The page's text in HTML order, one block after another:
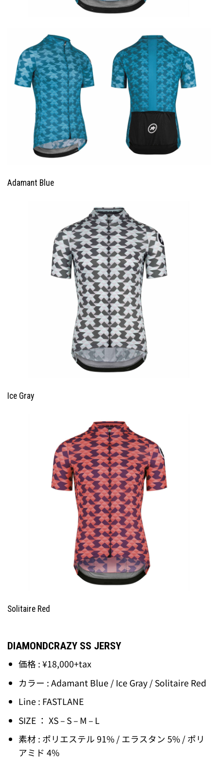
Adamant Blue
Ice Gray
Solitaire Red
DIAMONDCRAZY SS JERSY
価格 : ¥18,000+tax
カラー : Adamant Blue / Ice Gray / Solitaire Red
Line : FASTLANE
SIZE ： XS – S – M – L
素材 : ポリエステル 91% / エラスタン 5% / ポリ
アミド 4%